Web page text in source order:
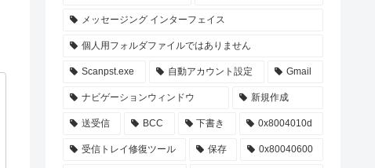
メッセージング インターフェイス
個人用フォルダファイルではありません
Scanpst.exe 自動アカウント設定 Gmail
ナビゲーションウィンドウ 新規作成
送受信 BCC 下書き 0x8004010d
受信トレイ修復ツール 保存 0x80040600